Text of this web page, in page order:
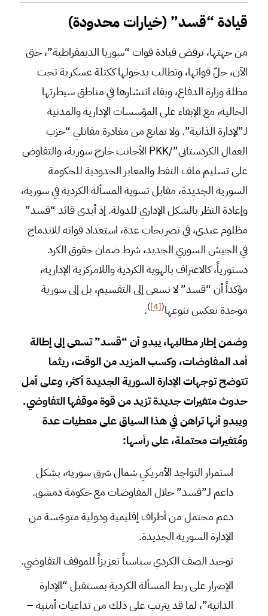
قيادة “قسد” (خيارات محدودة)
من جهتها، ترفض قيادة قوات “سوريا الديمقراطية”، حتى
الآن، حلّ قواتها، وتطالب بدخولها ككتلة عسكرية تحت
مظلة وزارة الدفاع، وبقاء انتشارها في مناطق سيطرتها
الحالية، مع الإبقاء على المؤسسات الإدارية والمدنية
لـ”لإدارة الذاتية”. ولا تمانع من مغادرة مقاتلي “حزب
العمال الكردستاني”/PKK الأجانب خارج سورية، والتفاوض
على تسليم ملف النفط والمعابر الحدودية للحكومة
السورية الجديدة، مقابل تسوية المسألة الكردية في سورية،
وإعادة النظر بالشكل الإداري للدولة. إذ أبدى قائد “قسد”
مظلوم عبدي، في تصريحات عدة، استعداد قواته للاندماج
في الجيش السوري الجديد، شرط ضمان حقوق الكرد
دستورياً، كالاعتراف بالهوية الكردية واللامركزية الإدارية،
مؤكداً أن “قسد” لا تسعى إلى التقسيم، بل إلى سورية
موحدة تعكس تنوعها(
[4]
)
.
وضمن إطار مطالبها، يبدو أن “قسد” تسعى إلى إطالة
أمد المفاوضات، وكسب المزيد من الوقت، ريثما
تتوضح توجهات الإدارة السورية الجديدة أكثر، وعلى أمل
حدوث متغيرات جديدة تزيد من قوة موقفها التفاوضي.
ويبدو أنها تراهن في هذا السياق على معطيات عدة
ومُتغيرات محتملة، على رأسها:
استمرار التواجد الأمريكي شمال شرق سورية، بشكل
داعم لـ”قسد” خلال المفاوضات مع حكومة دمشق.
دعم محتمل من أطراف إقليمية ودولية متوجّسة من
الإدارة السورية الجديدة.
توحيد الصف الكردي سياسياً تعزيزاً للموقف التفاوضي.
الإصرار على ربط المسألة الكردية بمستقبل “الإدارة
الذاتية”، لما قد يترتب على ذلك من تداعيات أمنية –